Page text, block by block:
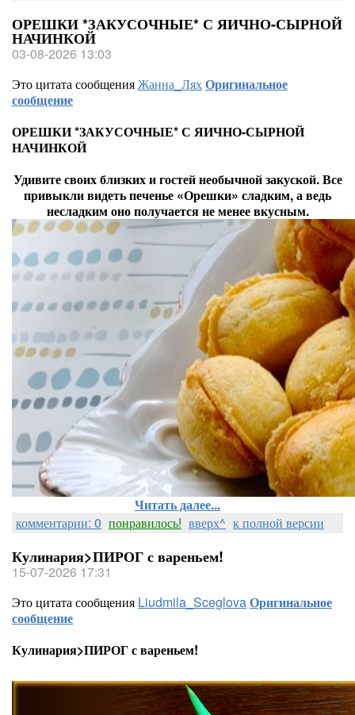
ОРЕШКИ *ЗАКУСОЧНЫЕ* С ЯИЧНО-СЫРНОЙ
НАЧИНКОЙ
03-08-2026 13:03
Это цитата сообщенияЖанна_ЛяхОригинальное
сообщение
ОРЕШКИ *ЗАКУСОЧНЫЕ* С ЯИЧНО-СЫРНОЙ
НАЧИНКОЙ
Удивите своих близких и гостей необычной закуской. Все
привыкли видеть печенье «Орешки» сладким, а ведь
несладким оно получается не менее вкусным.
Читать далее...
комментарии: 0 понравилось! вверх^ к полной версии
Кулинария>ПИРОГ с вареньем!
15-07-2026 17:31
Это цитата сообщения Liudmila_SceglovaОригинальное
сообщение
Кулинария>ПИРОГ с вареньем!